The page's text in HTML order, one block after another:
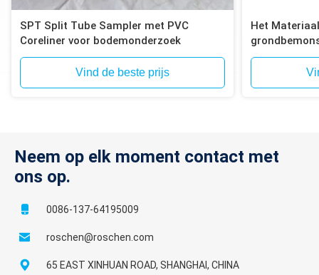
SPT Split Tube Sampler met PVC
Coreliner voor bodemonderzoek
Vind de beste prijs
Het
Neem op elk moment contact met
ons op.
0086-137-64195009
roschen@roschen.com
65 EAST XINHUAN ROAD, SHANGHAI, CHINA